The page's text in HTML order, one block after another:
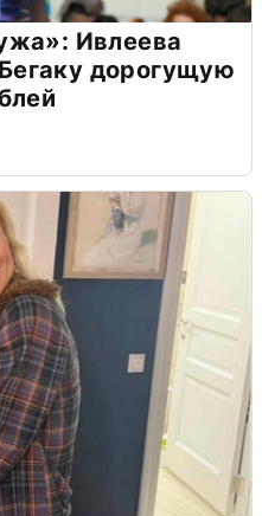
Ивлеева
дорогущую